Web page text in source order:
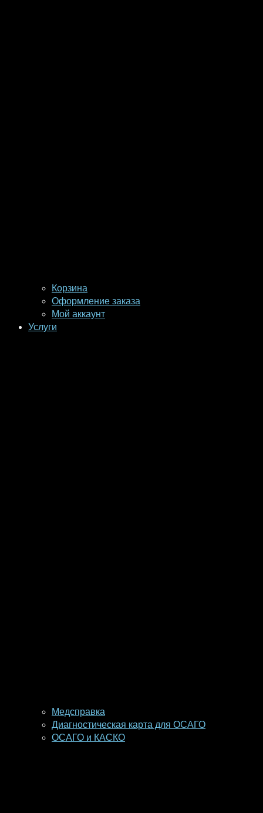
Корзина
Оформление заказа
Мой аккаунт
Услуги
Медсправка
Диагностическая карта для ОСАГО
ОСАГО и КАСКО